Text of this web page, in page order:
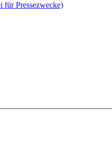
für Pressezwecke)